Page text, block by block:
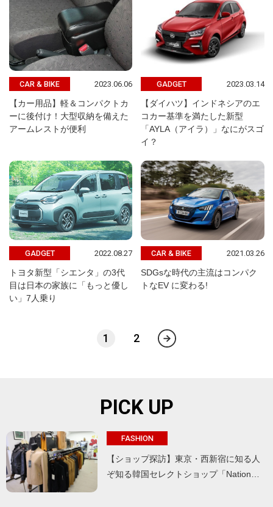
CAR & BIKE 2023.06.06
【カー用品】軽＆コンパクトカ
ーに後付け！大型収納を備えた
アームレストが便利
GADGET 2023.03.14
【ダイハツ】インドネシアのエ
コカー基準を満たした新型
「AYLA（アイラ）」なにがスゴ
イ？
GADGET 2022.08.27
トヨタ新型「シエンタ」の3代
目は日本の家族に「もっと優し
い」7人乗り
CAR & BIKE 2021.03.26
SDGsな時代の主流はコンパク
トなEV に変わる!
1 2
PICK UP
FASHION
【ショップ探訪】東京・西新宿に知る人
ぞ知る韓国セレクトショップ「Nation…